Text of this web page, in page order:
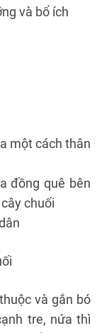
và bổ ích
một cách thân
đồng quê bên
chuối
và gắn bó
tre, nứa thì